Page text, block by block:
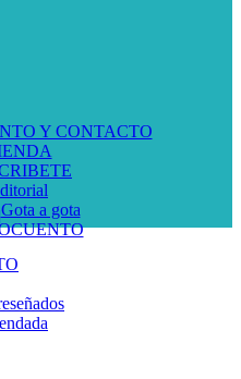
Y CONTACTO
Gota a gota